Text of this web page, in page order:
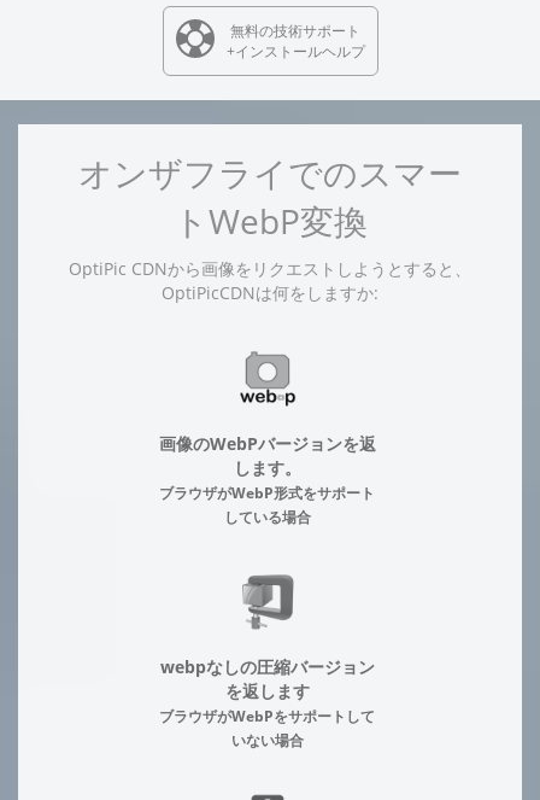
無料の技術サポート
+インストールヘルプ
オンザフライでのスマー
トWebP変換
OptiPic CDNから画像をリクエストしようとすると、
OptiPicCDNは何をしますか:
画像のWebPバージョンを返
します。
ブラウザがWebP形式をサポート
している場合
webpなしの圧縮バージョン
を返します
ブラウザがWebPをサポートして
いない場合